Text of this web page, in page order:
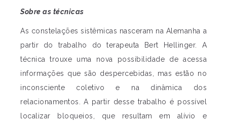
Sobre as técnicas
As constelações sistêmicas nasceram na Alemanha a
partir do trabalho do terapeuta Bert Hellinger. A
técnica trouxe uma nova possibilidade de acessa
informações que são despercebidas, mas estão no
inconsciente coletivo e na dinâmica dos
relacionamentos. A partir desse trabalho é possível
localizar bloqueios, que resultam em alívio e